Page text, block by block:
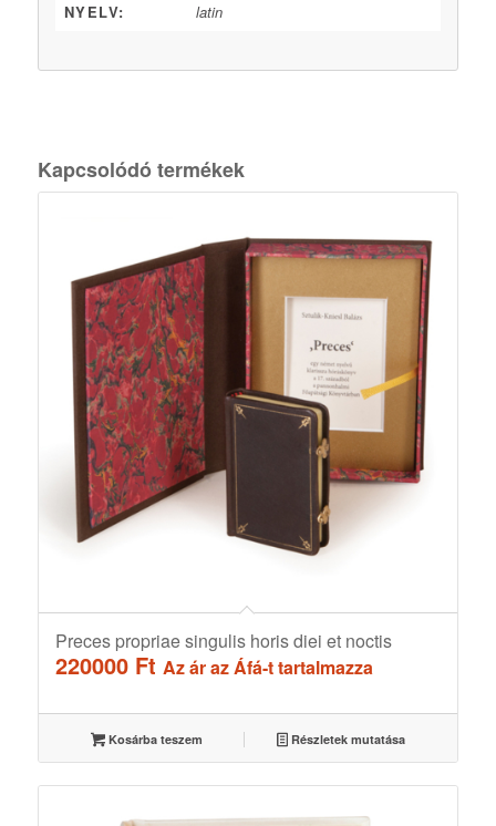
NYELV:
latin
Kapcsolódó termékek
Preces propriae singulis horis diei et noctis
220000 Ft Az ár az Áfá-t tartalmazza
Kosárba teszem Részletek mutatása